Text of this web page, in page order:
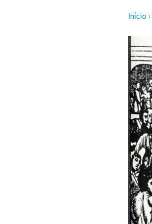
Início ›